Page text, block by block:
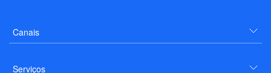
Canais
Serviços